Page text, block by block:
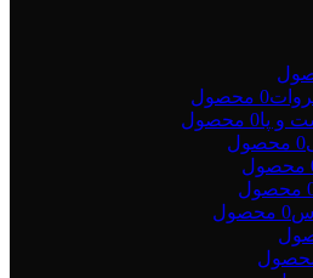
0 محصول
و پا0 محصول
0 محصول
0 محصول